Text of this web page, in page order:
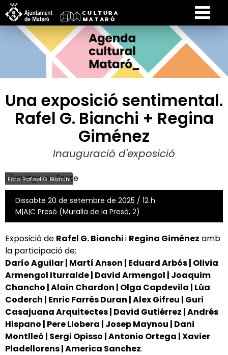
Una exposició sentimental.
Rafel G. Bianchi + Regina
Giménez
Inauguració d'exposició
Foto: Rafael G. Bianchi
Dissabte 20 de setembre de 2025 / 12 h
M|A|C Presó (Muralla de la Presó, 2)
Exposició de Rafel G. Bianchii Regina Giménez amb
la participació de:
Darío Aguilar | Martí Anson | Eduard Arbós | Olivia
Armengol Iturralde | David Armengol | Joaquim
Chancho | Alain Chardon | Olga Capdevila | Lúa
Coderch | Enric Farrés Duran | Alex Gifreu | Guri
Casajuana Arquitectes | David Gutiérrez | Andrés
Hispano | Pere Llobera | Josep Maynou | Dani
Montlleó | Sergi Opisso | Antonio Ortega | Xavier
Pladellorens | America Sanchez.